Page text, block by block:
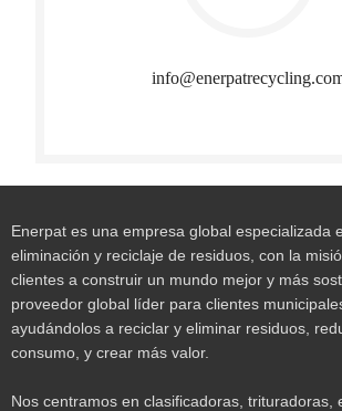
Enerpat es una empresa global especializada
eliminación y reciclaje de residuos, con la
clientes a construir un mundo mejor y más
proveedor global líder para clientes
ayudándolos a reciclar y eliminar residuos,
consumo, y crear más valor.
Nos centramos en clasificadoras, trituradoras,